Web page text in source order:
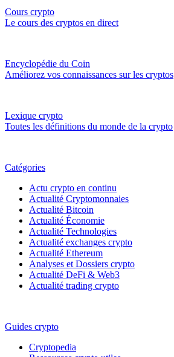
Cours crypto
Le cours des cryptos en direct
Encyclopédie du Coin
Améliorez vos connaissances sur les cryptos
Lexique crypto
Toutes les définitions du monde de la crypto
Catégories
Actu crypto en continu
Actualité Cryptomonnaies
Actualité Bitcoin
Actualité Économie
Actualité Technologies
Actualité exchanges crypto
Actualité Ethereum
Analyses et Dossiers crypto
Actualité DeFi & Web3
Actualité trading crypto
Guides crypto
Cryptopedia